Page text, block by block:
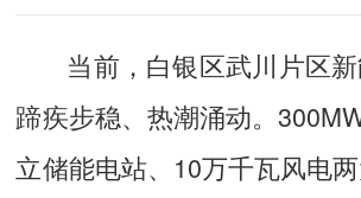
当前，白银区武川片区
蹄疾步稳、热潮涌动。
立储能电站、10万千瓦风电